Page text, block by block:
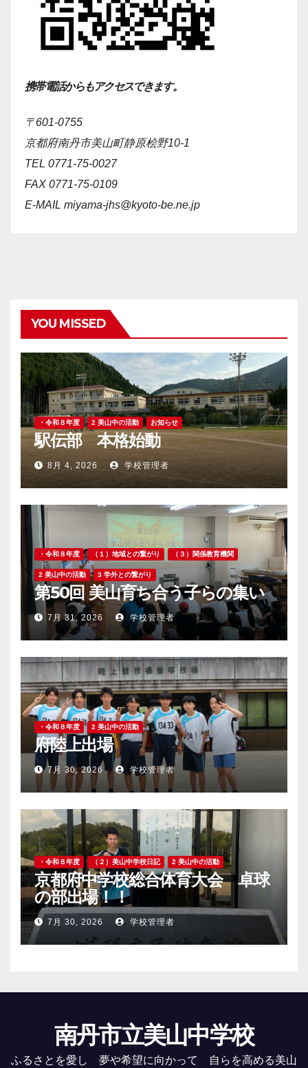
携帯電話からもアクセスできます。
〒601-0755
京都府南丹市美山町静原桧野10-1
TEL 0771-75-0027
FAX 0771-75-0109
E-MAIL miyama-jhs@kyoto-be.ne.jp
YOU MISSED
・令和８年度 2 美山中の活動 お知らせ
駅伝部 本格始動
8月 4, 2026 学校管理者
・令和８年度 （１）地域との繋がり （３）関係教育機関
2 美山中の活動 3 学外との繋がり
第50回 美山育ち合う子らの集い
7月 31, 2026 学校管理者
・令和８年度 2 美山中の活動
府陸上出場
7月 30, 2026 学校管理者
・令和８年度 （２）美山中学校日記 2 美山中の活動
京都府中学校総合体育大会 卓球
の部出場！！
7月 30, 2026 学校管理者
南丹市立美山中学校
ふるさとを愛し 夢や希望に向かって 自らを高める美山